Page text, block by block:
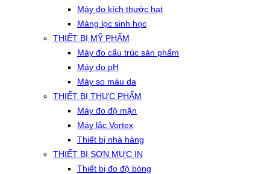
Máy đo kích thước hạt
Màng lọc sinh học
THIẾT BỊ MỸ PHẨM
Máy đo cấu trúc sản phẩm
Máy đo pH
Máy so màu da
THIẾT BỊ THỰC PHẨM
Máy đo độ mặn
Máy lắc Vortex
Thiết bị nhà hàng
THIẾT BỊ SƠN MỰC IN
Thiết bị đo độ bóng